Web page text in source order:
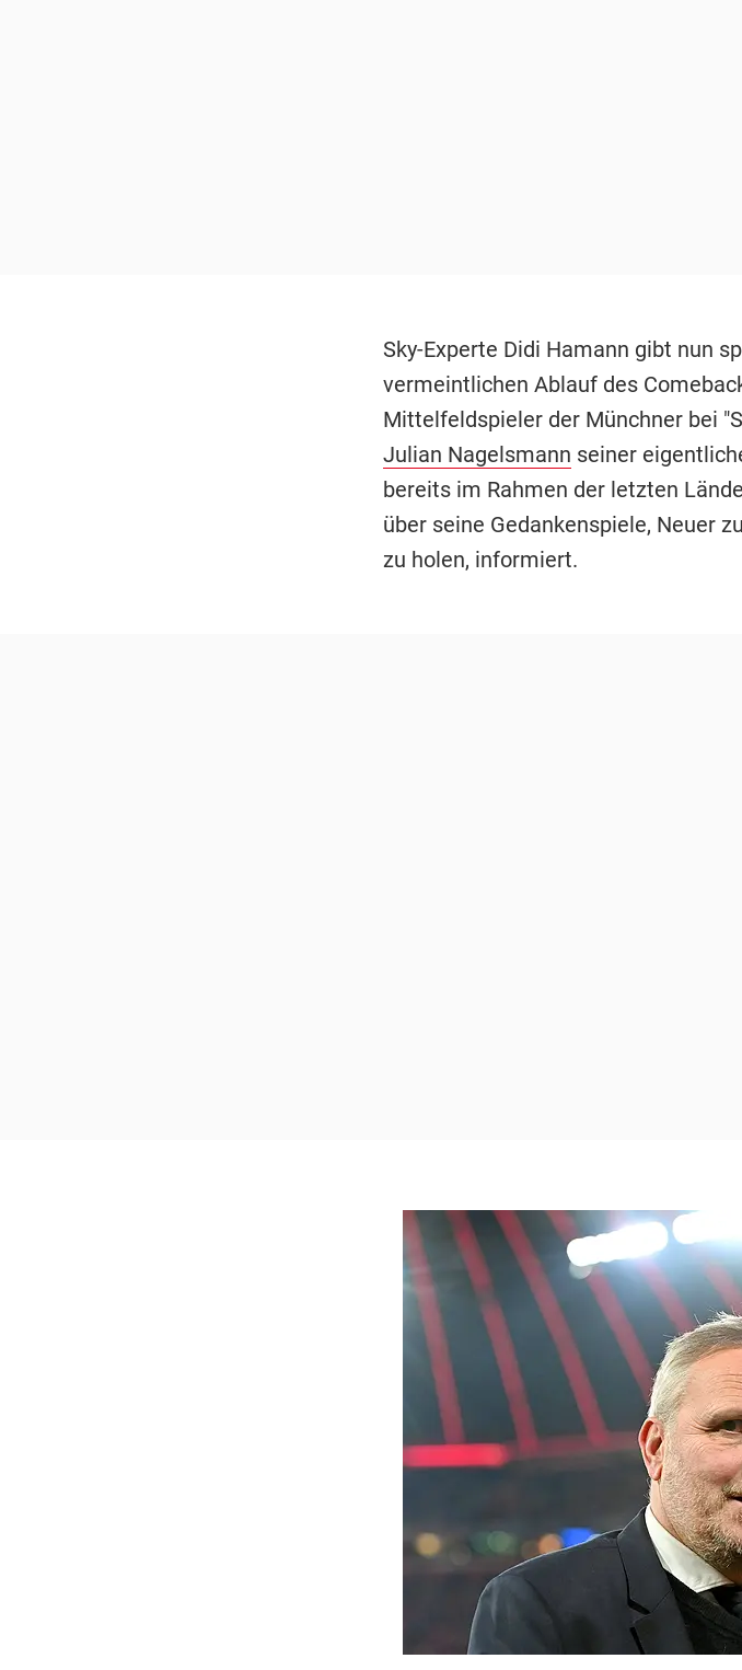
Sky-Experte Didi Hamann gibt nun
vermeintlichen Ablauf des
Mittelfeldspieler der Münchner bei
Julian Nagelsmann seiner
bereits im Rahmen der letzten
über seine Gedankenspiele, Neuer
zu holen, informiert.